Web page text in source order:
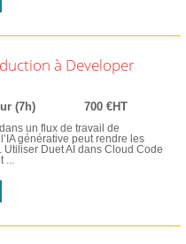
à Developer
(7h) 700 €HT
un flux de travail de
générative peut rendre les
Duet AI dans Cloud Code